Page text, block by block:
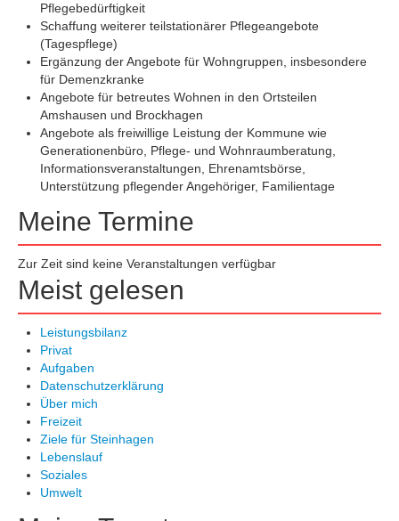
Pflegebedürftigkeit
Schaffung weiterer teilstationärer Pflegeangebote
(Tagespflege)
Ergänzung der Angebote für Wohngruppen, insbesondere
für Demenzkranke
Angebote für betreutes Wohnen in den Ortsteilen
Amshausen und Brockhagen
Angebote als freiwillige Leistung der Kommune wie
Generationenbüro, Pflege- und Wohnraumberatung,
Informationsveranstaltungen, Ehrenamtsbörse,
Unterstützung pflegender Angehöriger, Familientage
Meine Termine
Zur Zeit sind keine Veranstaltungen verfügbar
Meist gelesen
Leistungsbilanz
Privat
Aufgaben
Datenschutzerklärung
Über mich
Freizeit
Ziele für Steinhagen
Lebenslauf
Soziales
Umwelt